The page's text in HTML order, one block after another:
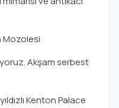
Mozolesi
Akşam serbest
Kenton Palace